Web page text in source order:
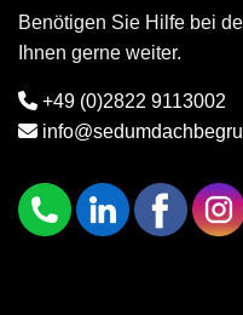
Benötigen Sie Hilfe bei
Ihnen gerne weiter.
+49 (0)2822 9113002